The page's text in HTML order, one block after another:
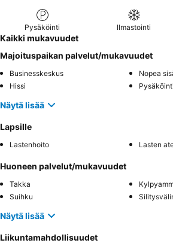
Pysäköinti Ilmastointi
Kaikki mukavuudet
Majoituspaikan palvelut/mukavuudet
Businesskeskus
Nopea
Hissi
Pysäköinti
Näytä lisää
Lapsille
Lastenhoito Lasten
Huoneen palvelut/mukavuudet
Takka
Suihku
Näytä lisää
Liikuntamahdollisuudet